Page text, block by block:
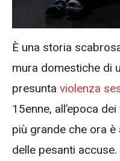
È una storia
mura domestiche di
presunta violenza
15enne, all’epoca
più grande che ora
delle pesanti